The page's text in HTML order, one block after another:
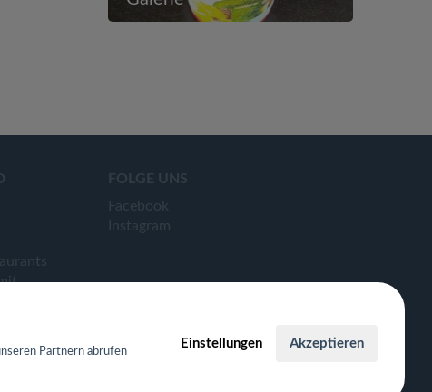
FOLGE UNS
Facebook
Instagram
Partnern abrufen
Einstellungen Akzeptieren